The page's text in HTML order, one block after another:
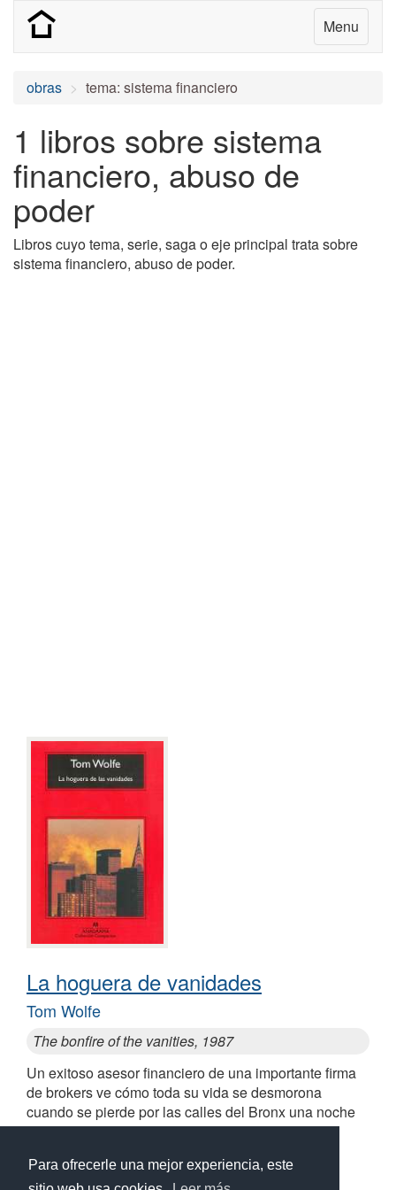
Para ofrecerle una mejor experiencia, este
Menu
obras tema: sistema financiero
1 libros sobre sistema
financiero, abuso de
poder
Libros cuyo tema, serie, saga o eje principal trata sobre
sistema financiero, abuso de poder.
La hoguera de vanidades
Tom Wolfe
The bonfire of the vanities, 1987
Un exitoso asesor financiero de una importante firma
de brokers ve cómo toda su vida se desmorona
cuando se pierde por las calles del Bronx una noche
mientras llevaba al aeropuerto a su amante